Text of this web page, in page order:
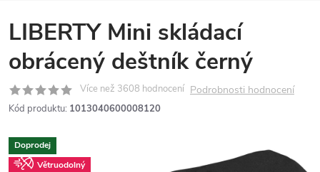
LIBERTY Mini skládací
obrácený deštník černý
Podrobnosti hodnocení
Kód produktu: 1013040600008120
Doprodej
Větruodolný